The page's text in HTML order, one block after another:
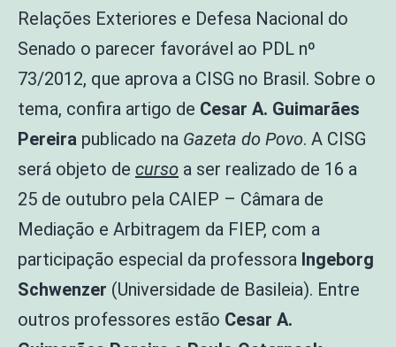
Relações Exteriores e Defesa Nacional do
Senado o parecer favorável ao PDL nº
73/2012, que aprova a CISG no Brasil. Sobre o
tema, confira artigo de Cesar A. Guimarães
Pereira publicado na Gazeta do Povo. A CISG
será objeto de curso a ser realizado de 16 a
25 de outubro pela CAIEP – Câmara de
Mediação e Arbitragem da FIEP, com a
participação especial da professora Ingeborg
Schwenzer (Universidade de Basileia). Entre
outros professores estão Cesar A.